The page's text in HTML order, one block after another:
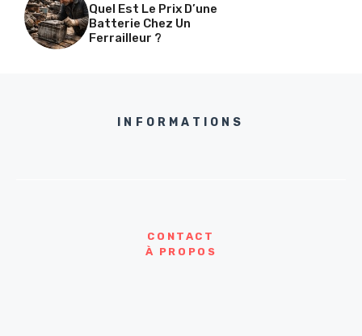
Quel Est Le Prix D’une
Batterie Chez Un
Ferrailleur ?
INFORMATIONS
CONTACT
À PROPOS